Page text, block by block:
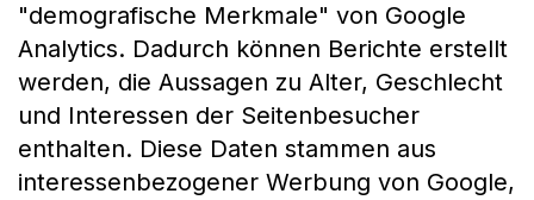
"demografische Merkmale" von Google
Analytics. Dadurch können Berichte erstellt
werden, die Aussagen zu Alter, Geschlecht
und Interessen der Seitenbesucher
enthalten. Diese Daten stammen aus
interessenbezogener Werbung von Google,